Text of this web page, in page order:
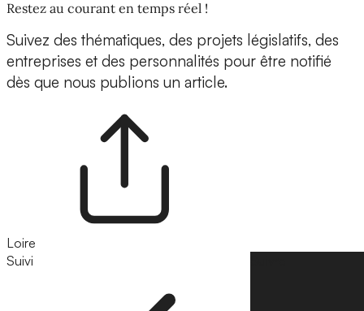
Restez au courant en temps réel !
Suivez des thématiques, des projets législatifs, des
entreprises et des personnalités pour être notifié
dès que nous publions un article.
Loire
Suivi